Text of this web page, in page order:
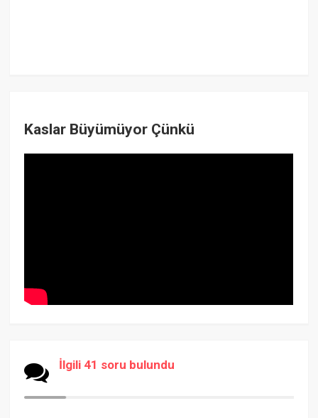
Kaslar Büyümüyor Çünkü
İlgili 41 soru bulundu